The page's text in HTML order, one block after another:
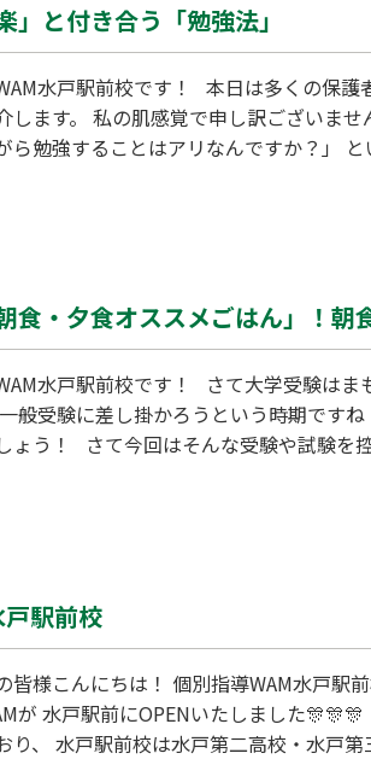
」と付き合う「勉強法」
水戸駅前校です！ 本日は多くの保
耳にするご相談は、、、
ら勉強することはアリなんですか？」
食・夕食オススメごはん」！朝
水戸駅前校です！ さて大学受験はま
般受験に差し掛かろうという時期です
に欠かせない、 受験前
戸駅前校
皆様こんにちは！ 個別指導WAM水戸駅
が 水戸駅前にOPENいたしました
り、 水戸駅前校は水戸第二高校・水戸